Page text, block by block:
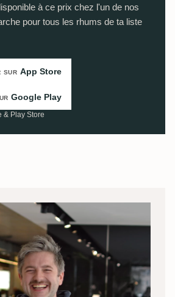
à ce prix chez l'un de nos
pour tous les rhums de ta liste
SUR App Store
Google Play
& Play Store